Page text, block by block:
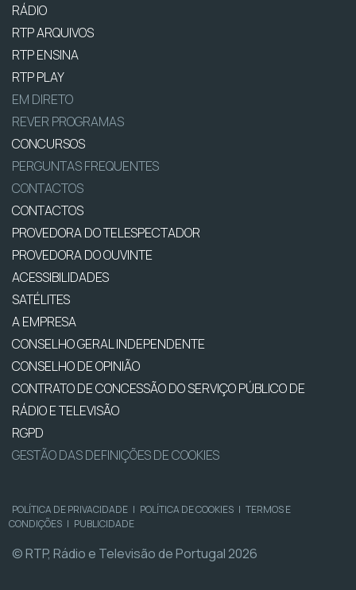
RÁDIO
RTP ARQUIVOS
RTP ENSINA
RTP PLAY
EM DIRETO
REVER PROGRAMAS
CONCURSOS
PERGUNTAS FREQUENTES
CONTACTOS
CONTACTOS
PROVEDORA DO TELESPECTADOR
PROVEDORA DO OUVINTE
ACESSIBILIDADES
SATÉLITES
A EMPRESA
CONSELHO GERAL INDEPENDENTE
CONSELHO DE OPINIÃO
CONTRATO DE CONCESSÃO DO SERVIÇO PÚBLICO DE
RÁDIO E TELEVISÃO
RGPD
GESTÃO DAS DEFINIÇÕES DE COOKIES
POLÍTICA DE PRIVACIDADE | POLÍTICA DE COOKIES | TERMOS E
CONDIÇÕES | PUBLICIDADE
© RTP, Rádio e Televisão de Portugal 2026